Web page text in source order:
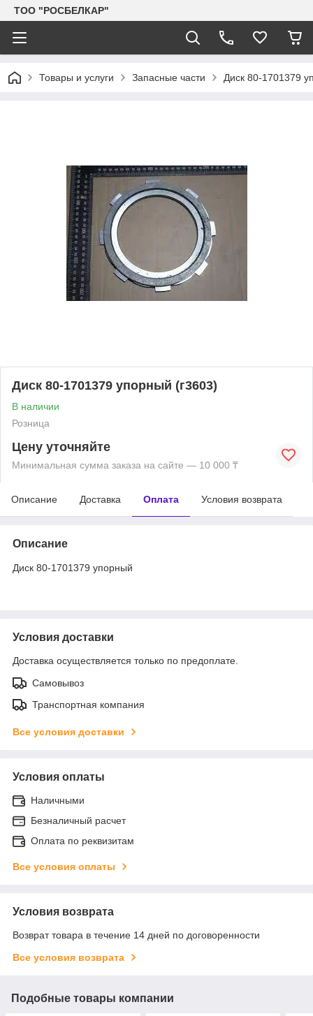
TOO "РОСБЕЛКАР"
Товары и услуги Запасные части Диск 80-1701379
Диск 80-1701379 упорный (г3603)
В наличии
Розница
Цену уточняйте
Минимальная сумма заказа на сайте — 10 000 ₸
Описание Доставка Оплата Условия возврата
Описание
Диск 80-1701379 упорный
Условия доставки
Доставка осуществляется только по предоплате.
Самовывоз
Транспортная компания
Все условия доставки
Условия оплаты
Наличными
Безналичный расчет
Оплата по реквизитам
Все условия оплаты
Условия возврата
Возврат товара в течение 14 дней по договоренности
Все условия возврата
Подобные товары компании